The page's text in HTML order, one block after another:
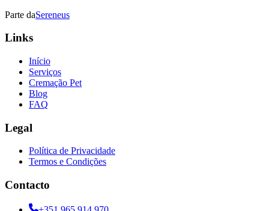
Parte daSereneus
Links
Início
Serviços
Cremação Pet
Blog
FAQ
Legal
Política de Privacidade
Termos e Condições
Contacto